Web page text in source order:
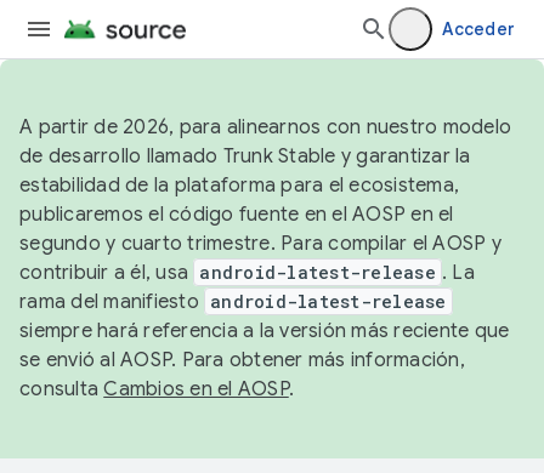
Acceder
A partir de 2026, para alinearnos con nuestro modelo
de desarrollo llamado Trunk Stable y garantizar la
estabilidad de la plataforma para el ecosistema,
publicaremos el código fuente en el AOSP en el
segundo y cuarto trimestre. Para compilar el AOSP y
contribuir a él, usa android-latest-release . La
rama del manifiesto android-latest-release
siempre hará referencia a la versión más reciente que
se envió al AOSP. Para obtener más información,
consultaCambios en el AOSP.